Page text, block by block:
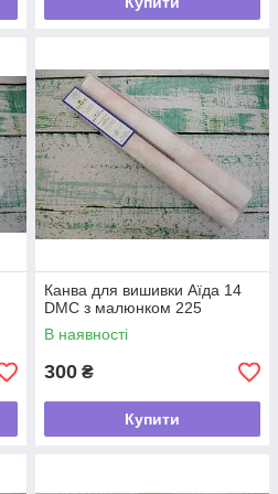
Канва для вишивки Аїда 14
DMC з малюнком 225
В наявності
300 ₴
Купити